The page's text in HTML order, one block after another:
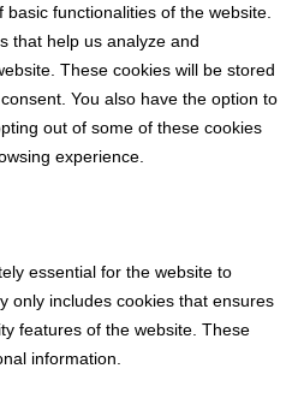
functionalities of the website.
that help us analyze and
These cookies will be stored
You also have the option to
out of some of these cookies
experience.
essential for the website to
only includes cookies that ensures
features of the website. These
information.